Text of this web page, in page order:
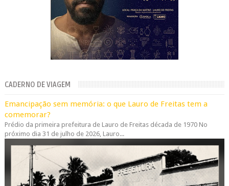
CADERNO DE VIAGEM
Emancipação sem memória: o que Lauro de Freitas tem a
comemorar?
Prédio da primeira prefeitura de Lauro de Freitas década de 1970 No
próximo dia 31 de julho de 2026, Lauro...